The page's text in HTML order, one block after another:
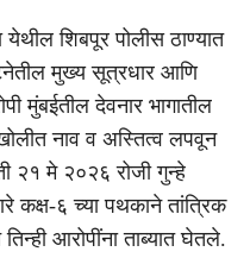
येथील शिबपूर पोलीस ठाण्यात
मुख्य सूत्रधार आणि
मुंबईतील देवनार भागातील
नाव व अस्तित्व लपवून
२१ मे २०२६ रोजी गुन्हे
कक्ष-६ च्या पथकाने तांत्रिक
आरोपींना ताब्यात घेतले.